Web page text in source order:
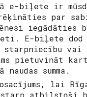
biļete ir
par
iegādāties
E-biļete
vai
pietuvināt
summa.
lai
atbilstoši